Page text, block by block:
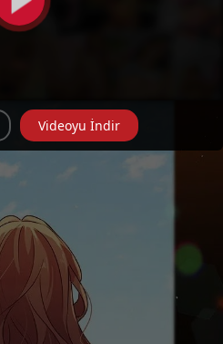
Videoyu İndir